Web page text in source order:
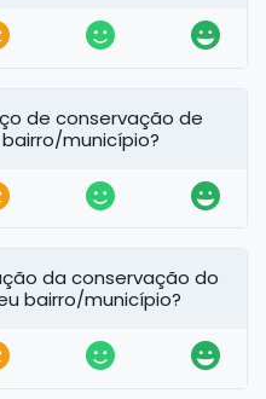
de conservação de
município?
da conservação do
bairro/município?